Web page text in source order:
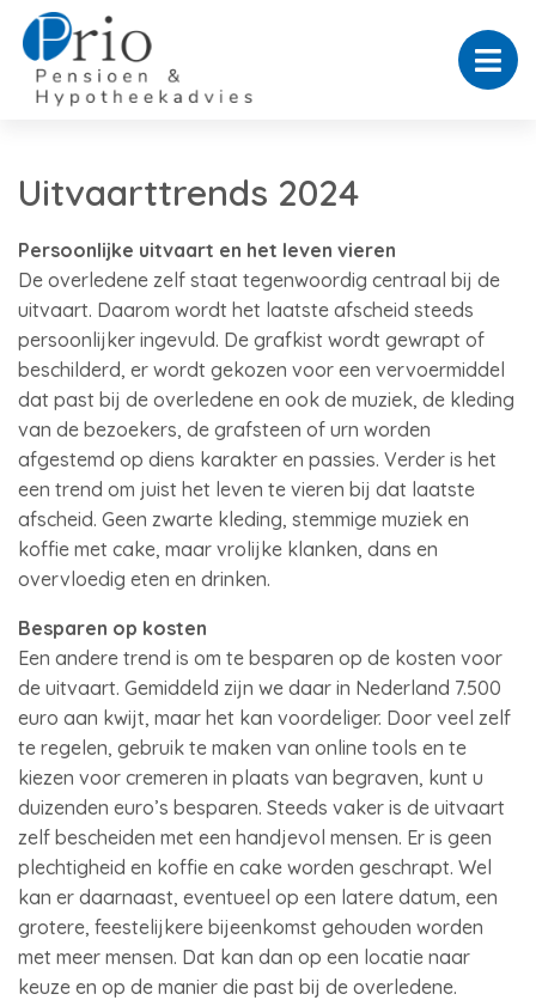
Uitvaarttrends 2024
Persoonlijke uitvaart en het leven vieren
De overledene zelf staat tegenwoordig centraal bij de
uitvaart. Daarom wordt het laatste afscheid steeds
persoonlijker ingevuld. De grafkist wordt gewrapt of
beschilderd, er wordt gekozen voor een vervoermiddel
dat past bij de overledene en ook de muziek, de kleding
van de bezoekers, de grafsteen of urn worden
afgestemd op diens karakter en passies. Verder is het
een trend om juist het leven te vieren bij dat laatste
afscheid. Geen zwarte kleding, stemmige muziek en
koffie met cake, maar vrolijke klanken, dans en
overvloedig eten en drinken.
Besparen op kosten
Een andere trend is om te besparen op de kosten voor
de uitvaart. Gemiddeld zijn we daar in Nederland 7.500
euro aan kwijt, maar het kan voordeliger. Door veel zelf
te regelen, gebruik te maken van online tools en te
kiezen voor cremeren in plaats van begraven, kunt u
duizenden euro’s besparen. Steeds vaker is de uitvaart
zelf bescheiden met een handjevol mensen. Er is geen
plechtigheid en koffie en cake worden geschrapt. Wel
kan er daarnaast, eventueel op een latere datum, een
grotere, feestelijkere bijeenkomst gehouden worden
met meer mensen. Dat kan dan op een locatie naar
keuze en op de manier die past bij de overledene.